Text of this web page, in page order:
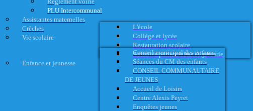
PLU Intercommunal
Assistantes maternelles
Crèches
Vie scolaire
L'école
Collège et lycée
Restauration scolaire
Activités périscolaires et garderie
Enfance et jeunesse
Conseil municipal des enfants
Séances du CM des enfants
CONSEIL COMMUNAUTAIRE
DE JEUNES
Accueil de Loisirs
Centre Alexis Peyret
Enquêtes jeunes